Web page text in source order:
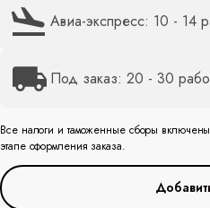
Авиа-экспресс: 10 - 14
Под заказ: 20 - 30
Все налоги и таможенные сборы включены.
этапе оформления заказа.